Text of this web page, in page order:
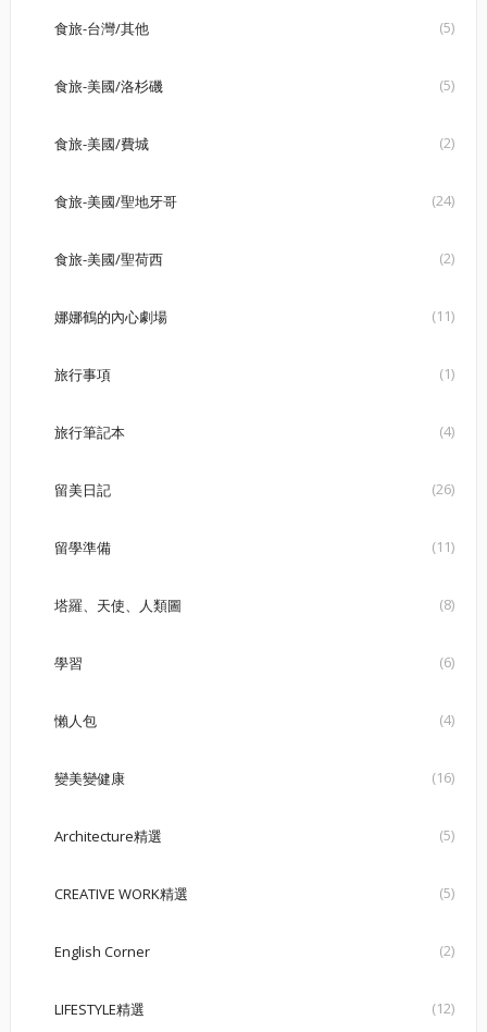
食旅-台灣/其他 (5)
食旅-美國/洛杉磯 (5)
食旅-美國/費城 (2)
食旅-美國/聖地牙哥 (24)
食旅-美國/聖荷西 (2)
娜娜鶴的內心劇場 (11)
旅行事項 (1)
旅行筆記本 (4)
留美日記 (26)
留學準備 (11)
塔羅、天使、人類圖 (8)
學習 (6)
懶人包 (4)
變美變健康 (16)
Architecture精選 (5)
CREATIVE WORK精選 (5)
English Corner (2)
LIFESTYLE精選 (12)